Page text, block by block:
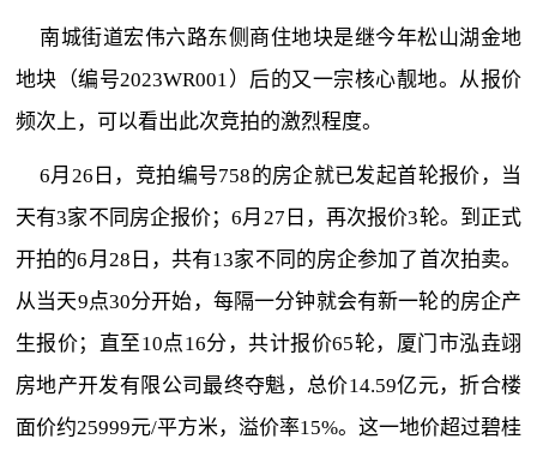
南城街道宏伟六路东侧商住地块是继今年松山湖金地
地块（编号2023WR001）后的又一宗核心靓地。从报价
频次上，可以看出此次竞拍的激烈程度。
6月26日，竞拍编号758的房企就已发起首轮报价，当
天有3家不同房企报价；6月27日，再次报价3轮。到正式
开拍的6月28日，共有13家不同的房企参加了首次拍卖。
从当天9点30分开始，每隔一分钟就会有新一轮的房企产
生报价；直至10点16分，共计报价65轮，厦门市泓垚翊
房地产开发有限公司最终夺魁，总价14.59亿元，折合楼
面价约25999元/平方米，溢价率15%。这一地价超过碧桂